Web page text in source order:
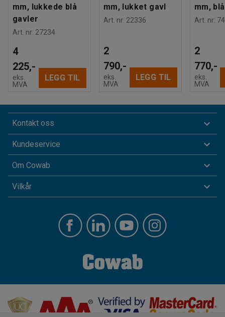
mm, lukkede blå
gavler
Art. nr: 27234
4
225,-
eks.
MVA
LEGG TIL
mm, lukket gavl
Art. nr: 22336
2
790,-
eks.
MVA
LEGG TIL
mm,
Art. nr:
2
770,-
eks.
MVA
Kontakt oss
Kundeservice
Om Cowab
Vilkår